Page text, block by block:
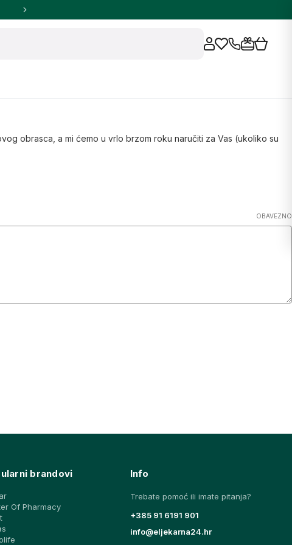
obrasca, a mi ćemo u vrlo brzom roku naručiti za Vas (ukoliko su
OBAVEZNO
brandovi
Of Pharmacy
Info
Trebate pomoć ili imate pitanja?
+385 91 6191 901
info@eljekarna24.hr